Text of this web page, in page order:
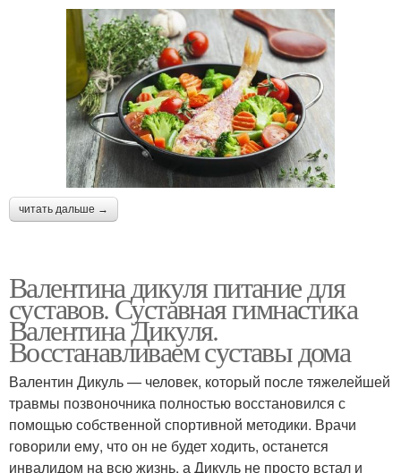
читать дальше →
Валентина дикуля питание для
суставов. Суставная гимнастика
Валентина Дикуля.
Восстанавливаем суставы дома
Валентин Дикуль — человек, который после тяжелейшей
травмы позвоночника полностью восстановился с
помощью собственной спортивной методики. Врачи
говорили ему, что он не будет ходить, останется
инвалидом на всю жизнь, а Дикуль не просто встал и